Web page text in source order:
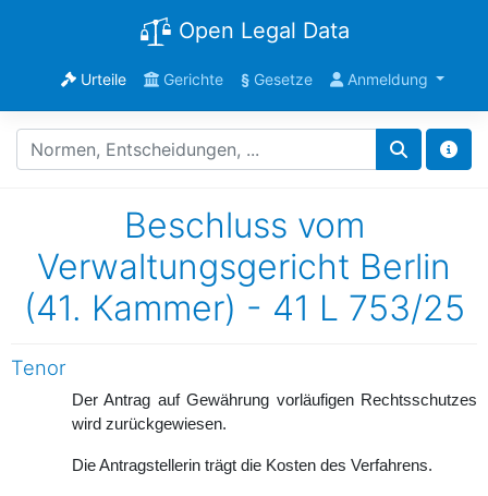
Open Legal Data
Urteile Gerichte §Gesetze Anmeldung
Beschluss vom
Verwaltungsgericht Berlin
(41. Kammer) - 41 L 753/25
Tenor
Der Antrag auf Gewährung vorläufigen Rechtsschutzes
wird zurückgewiesen.
Die Antragstellerin trägt die Kosten des Verfahrens.